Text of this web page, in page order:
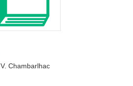
V. Chambarlhac